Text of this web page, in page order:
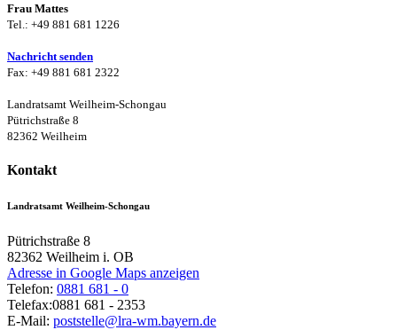
Frau Mattes
Tel.: +49 881 681 1226
Nachricht senden
Fax: +49 881 681 2322
Landratsamt Weilheim-Schongau
Pütrichstraße 8
82362 Weilheim
Kontakt
Landratsamt Weilheim-Schongau
Pütrichstraße 8
82362 Weilheim i. OB
Adresse in Google Maps anzeigen
Telefon: 0881 681 - 0
Telefax:0881 681 - 2353
E-Mail: poststelle@lra-wm.bayern.de